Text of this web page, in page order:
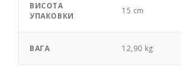
ВИСОТА
УПАКОВКИ
15 cm
ВАГА 12,90 kg